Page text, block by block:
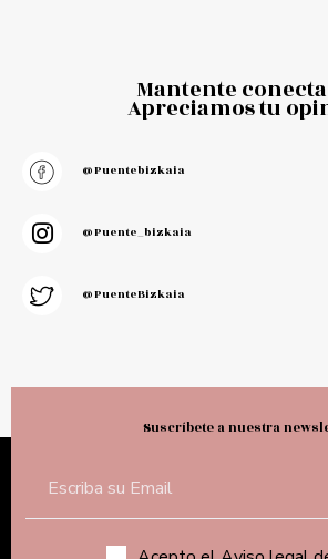
Mantente
Apreciamos tu
@puentebizkaia
@puente_bizkaia
@PuenteBizkaia
Suscríbete a nuestra